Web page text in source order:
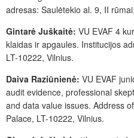
adresas: Saulėtekio al. 9, II
Gintarė Juškaitė: VU EVAF 4
klaidas ir apgaules. Institucijos
LT-10222, Vilnius.
Daiva Raziūnienė: VU EVAF
audit evidence, professional
and data value issues. Address
Palace, LT-10222, Vilnius.